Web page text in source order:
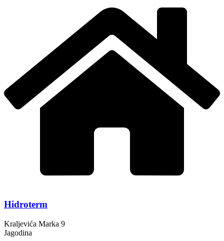
Hidroterm
Kraljevića Marka 9
Jagodina